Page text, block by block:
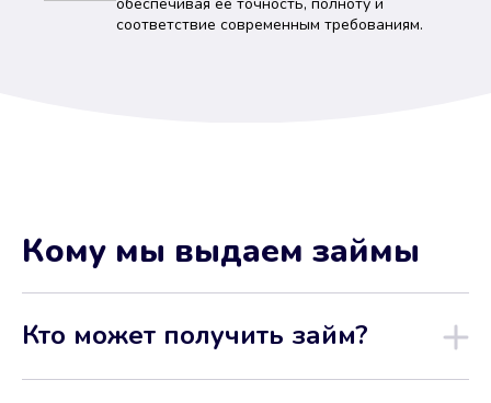
соответствие современным требованиям.
Кому мы выдаем займы
Кто может получить займ?